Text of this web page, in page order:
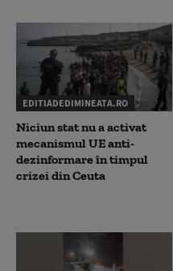
EDITIADEDIMINEATA.RO
Niciun stat nu a activat
mecanismul UE anti-
dezinformare în timpul
crizei din Ceuta